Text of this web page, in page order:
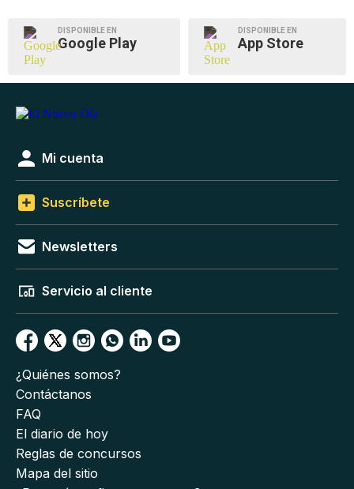
DISPONIBLE EN
Google Play
DISPONIBLE EN
App Store
Mi cuenta
Suscríbete
Newsletters
Servicio al cliente
¿Quiénes somos?
Contáctanos
FAQ
El diario de hoy
Reglas de concursos
Mapa del sitio